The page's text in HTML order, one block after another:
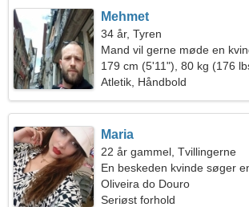
Mehmet
34 år, Tyren
Mand vil gerne møde en
179 cm (5'11"), 80 kg (176
Atletik, Håndbold
Maria
22 år gammel, Tvillingerne
En beskeden kvinde søger
Oliveira do Douro
Seriøst forhold